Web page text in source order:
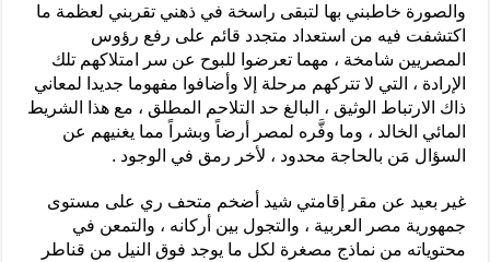
والصورة خاطبني بها لتبقى راسخة في ذهني تقربني لعظمة ما
اكتشفت فيه من استعداد متجدد قائم على رفع رؤوس
المصريين شامخة ، مهما تعرضوا للبوح عن سر امتلاكهم تلك
الإرادة ، التي لا تتركهم مرحلة إلا وأضافوا مفهوما جديدا لمعاني
ذاك الارتباط الوثيق ، البالغ حد التلاحم المطلق ، مع هذا الشريط
المائي الخالد ، وما وفَّره لمصر أرضاً وبشراً مما يغنيهم عن
السؤال مَن بالحاجة محدود ، لأخر رمق في الوجود .
غير بعيد عن مقر إقامتي شيد أضخم متحف ري على مستوى
جمهورية مصر العربية ، والتجول بين أركانه ، والتمعن في
محتوياته من نماذج مصغرة لكل ما يوجد فوق النيل من قناطر